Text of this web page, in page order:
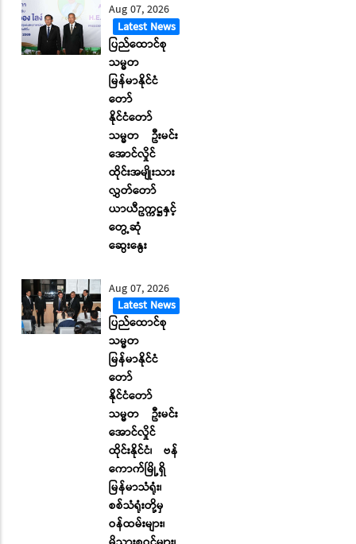
Aug 07, 2026
Latest News
ပြည်ထောင်စု
သမ္မတ
မြန်မာနိုင်ငံ
တော်
နိုင်ငံတော်
သမ္မတ ဦးမင်း
အောင်လှိုင်
ထိုင်းအမျိုးသား
လွှတ်တော်
ယာယီဥက္ကဋ္ဌနှင့်
တွေ့ဆုံ
ဆွေးနွေး
Aug 07, 2026
Latest News
ပြည်ထောင်စု
သမ္မတ
မြန်မာနိုင်ငံ
တော်
နိုင်ငံတော်
သမ္မတ ဦးမင်း
အောင်လှိုင်
ထိုင်းနိုင်ငံ၊ ဗန်
ကောက်မြို့ရှိ
မြန်မာသံရုံး၊
စစ်သံရုံးတို့မှ
ဝန်ထမ်းများ၊